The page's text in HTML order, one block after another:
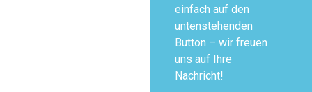
einfach auf den
untenstehenden
Button – wir freuen
uns auf Ihre
Nachricht!